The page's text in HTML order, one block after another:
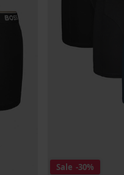
Sale -30%